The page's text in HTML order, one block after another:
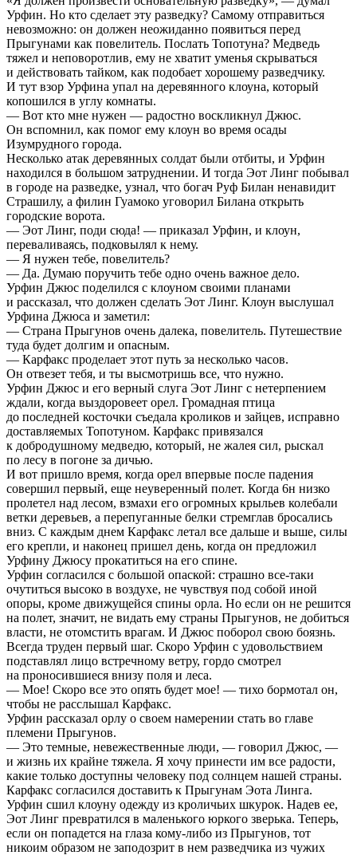
Урфин. Но кто сделает эту разведку? Самому отправиться
невозможно: он должен неожиданно появиться перед
Прыгунами как повелитель. Послать Топотуна? Медведь
тяжел и неповоротлив, ему не хватит уменья скрываться
и действовать тайком, как подобает хорошему разведчику.
И тут взор Урфина упал на деревянного клоуна, который
копошился в углу комнаты.
— Вот кто мне нужен — радостно воскликнул Джюс.
Он вспомнил, как помог ему клоун во время осады
Изумрудного города.
Несколько атак деревянных солдат были отбиты, и Урфин
находился в большом затруднении. И тогда Эот Линг побывал
в городе на разведке, узнал, что богач Руф Билан ненавидит
Страшилу, а филин Гуамоко уговорил Билана открыть
городские ворота.
— Эот Линг, поди сюда! — приказал Урфин, и клоун,
переваливаясь, подковылял к нему.
— Я нужен тебе, повелитель?
— Да. Думаю поручить тебе одно очень важное дело.
Урфин Джюс поделился с клоуном своими планами
и рассказал, что должен сделать Эот Линг. Клоун выслушал
Урфина Джюса и заметил:
— Страна Прыгунов очень далека, повелитель. Путешествие
туда будет долгим и опасным.
— Карфакс проделает этот путь за несколько часов.
Он отвезет тебя, и ты высмотришь все, что нужно.
Урфин Джюс и его верный слуга Эот Линг с нетерпением
ждали, когда выздоровеет орел. Громадная птица
до последней косточки съедала кроликов и зайцев, исправно
доставляемых Топотуном. Карфакс привязался
к добродушному медведю, который, не жалея сил, рыскал
по лесу в погоне за дичью.
И вот пришло время, когда орел впервые после падения
совершил первый, еще неуверенный полет. Когда 6н низко
пролетел над лесом, взмахи его огромных крыльев колебали
ветки деревьев, а перепуганные белки стремглав бросались
вниз. С каждым днем Карфакс летал все дальше и выше, силы
его крепли, и наконец пришел день, когда он предложил
Урфину Джюсу прокатиться на его спине.
Урфин согласился с большой опаской: страшно все-таки
очутиться высоко в воздухе, не чувствуя под собой иной
опоры, кроме движущейся спины орла. Но если он не решится
на полет, значит, не видать ему страны Прыгунов, не добиться
власти, не отомстить врагам. И Джюс поборол свою боязнь.
Всегда труден первый шаг. Скоро Урфин с удовольствием
подставлял лицо встречному ветру, гордо смотрел
на проносившиеся внизу поля и леса.
— Мое! Скоро все это опять будет мое! — тихо бормотал он,
чтобы не расслышал Карфакс.
Урфин рассказал орлу о своем намерении стать во главе
племени Прыгунов.
— Это темные, невежественные люди, — говорил Джюс, —
и жизнь их крайне тяжела. Я хочу принести им все радости,
какие только доступны человеку под солнцем нашей страны.
Карфакс согласился доставить к Прыгунам Эота Линга.
Урфин сшил клоуну одежду из кроличьих шкурок. Надев ее,
Эот Линг превратился в маленького юркого зверька. Теперь,
если он попадется на глаза кому-либо из Прыгунов, тот
никоим образом не заподозрит в нем разведчика из чужих